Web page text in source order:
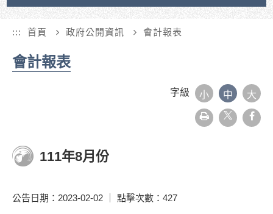
::: 首頁 政府公開資訊 會計報表
會計報表
字級 小 中 大
友
善
111年8月份
公告日期：2023-02-02 ｜ 點擊次數：427